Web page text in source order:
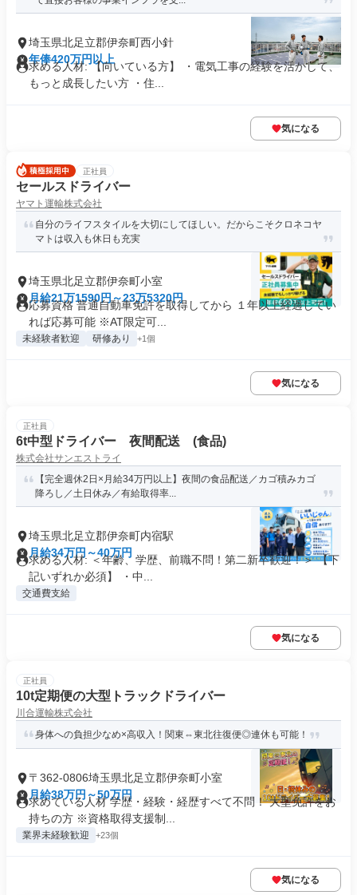
埼玉県北足立郡伊奈町西小針
年俸420万円以上
求める人材: 【向いている方】 ・電気工事の経験を活かして、
もっと成長したい方 ・住...
気になる
正社員
セールスドライバー
ヤマト運輸株式会社
自分のライフスタイルを大切にしてほしい。だからこそクロネコヤ
マトは収入も休日も充実
埼玉県北足立郡伊奈町小室
月給21万1590円～23万5320円
応募資格 普通自動車免許を取得してから １年以上経過してい
れば応募可能 ※AT限定可...
未経験者歓迎 研修あり +1個
気になる
正社員
6t中型ドライバー 夜間配送 (食品)
株式会社サンエストライ
【完全週休2日×月給34万円以上】夜間の食品配送／カゴ積みカゴ
降ろし／土日休み／有給取得率...
埼玉県北足立郡伊奈町内宿駅
月給34万円～40万円
求める人材: ＜年齢、学歴、前職不問！第二新卒歓迎！＞ 【下
記いずれか必須】 ・中...
交通費支給
気になる
正社員
10t定期便の大型トラックドライバー
川合運輸株式会社
身体への負担少なめ×高収入！関東⇔東北往復便◎連休も可能！
〒362-0806埼玉県北足立郡伊奈町小室
月給38万円～50万円
求めている人材 学歴・経験・経歴すべて不問！ 大型免許をお
持ちの方 ※資格取得支援制...
業界未経験歓迎 +23個
気になる